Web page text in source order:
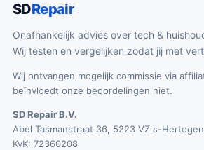
SDRepair
Onafhankelijk advies over tech &
Wij testen en vergelijken zodat jij met
Wij ontvangen mogelijk commissie via
beïnvloedt onze beoordelingen niet.
SD Repair B.V.
Abel Tasmanstraat 36, 5223 VZ s-
KvK: 72360208